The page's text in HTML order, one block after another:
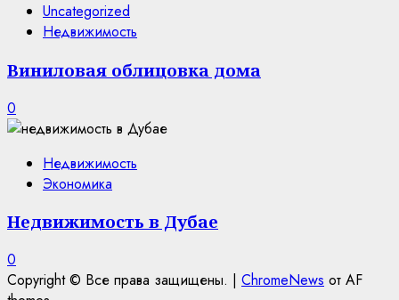
Uncategorized
Недвижимость
Виниловая облицовка дома
0
Недвижимость
Экономика
Недвижимость в Дубае
0
Copyright © Все права защищены. | ChromeNews от AF